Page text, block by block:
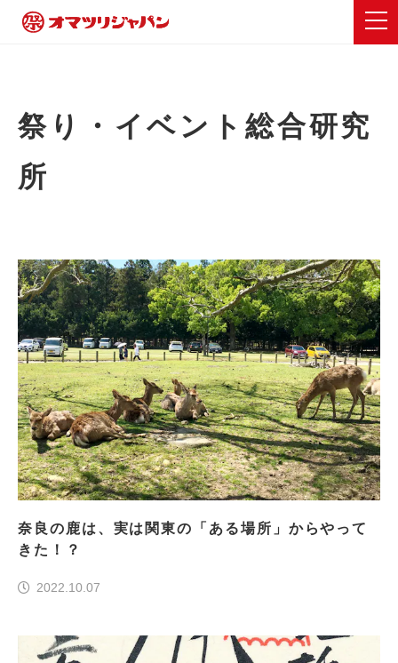
祭り・イベント総合研究
所
奈良の鹿は、実は関東の「ある場所」からやって
きた！？
2022.10.07